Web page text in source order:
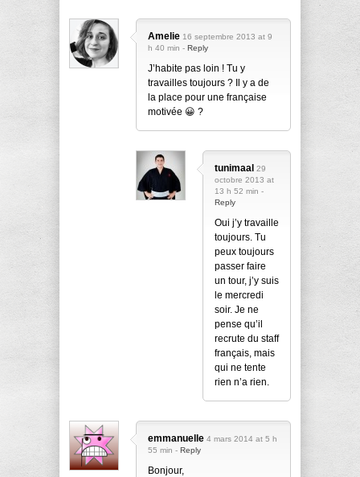
Amelie 16 septembre 2013 at 9
h 40 min - Reply
J’habite pas loin ! Tu y
travailles toujours ? Il y a de
la place pour une française
motivée 😀 ?
tunimaal 29
octobre 2013 at
13 h 52 min -
Reply
Oui j’y travaille
toujours. Tu
peux toujours
passer faire
un tour, j’y suis
le mercredi
soir. Je ne
pense qu’il
recrute du staff
français, mais
qui ne tente
rien n’a rien.
emmanuelle 4 mars 2014 at 5 h
55 min - Reply
Bonjour,